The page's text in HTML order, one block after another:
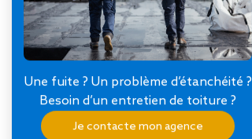
Une fuite ? Un problème d’étanchéité ?
Besoin d’un entretien de toiture ?
Je contacte mon agence